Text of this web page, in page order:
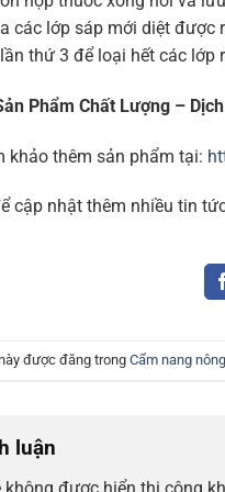
các lớp sáp mới diệt được
thứ 3 để loại hết các lớp
Phẩm Chất Lượng –
khảo thêm sản phẩm tại:
cập nhật thêm nhiều tin
được đăng trongCẩm nang
luận